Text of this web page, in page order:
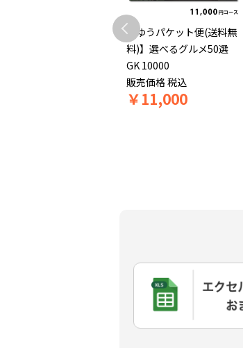
【ゆうパケット便(送料無
料)】選べるグルメ50選
GK 10000
販売価格税込
￥11,000